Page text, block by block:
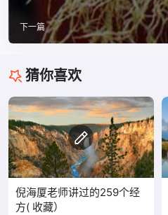
下一篇
猜你喜欢
倪海厦老师讲过的259个经
方( 收藏）